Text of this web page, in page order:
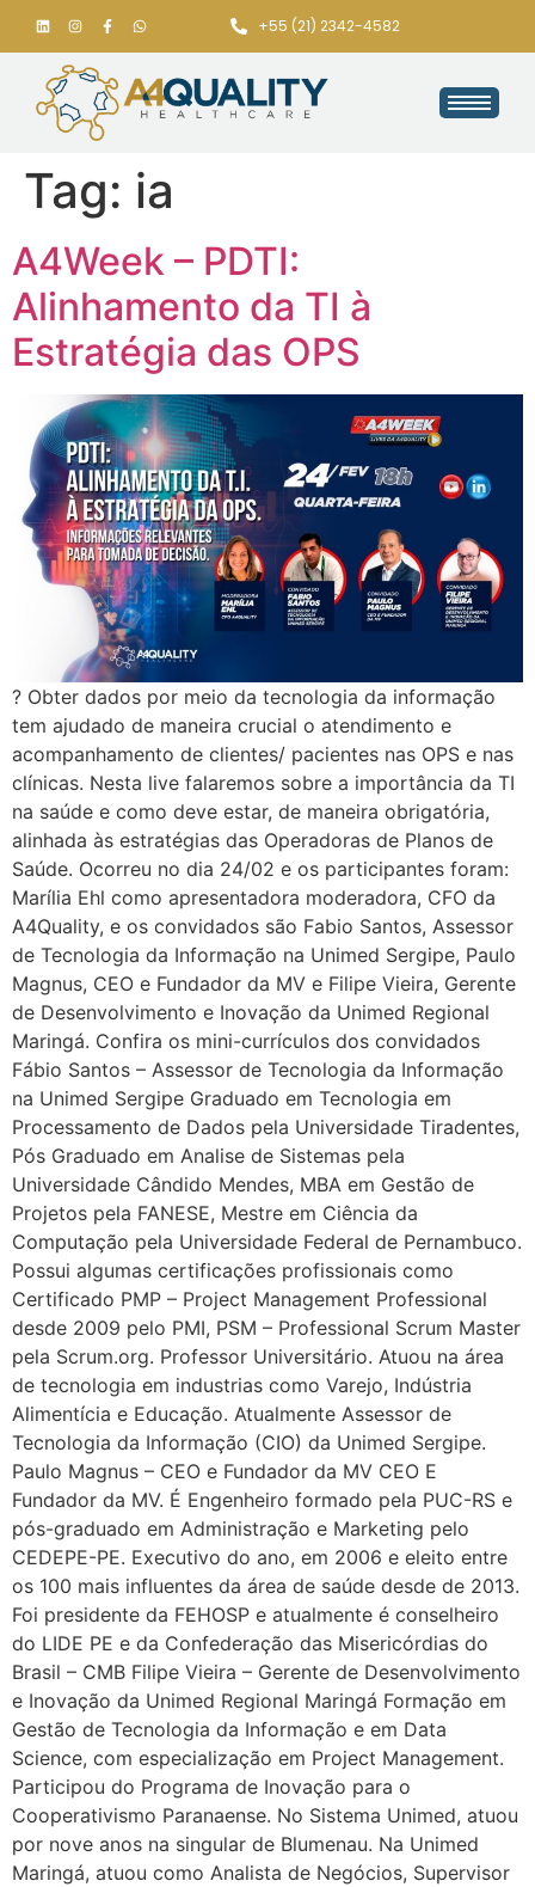
+55 (21) 2342-4582
Tag: ia
A4Week – PDTI:
Alinhamento da TI à
Estratégia das OPS
? Obter dados por meio da tecnologia da informação
tem ajudado de maneira crucial o atendimento e
acompanhamento de clientes/ pacientes nas OPS e nas
clínicas. Nesta live falaremos sobre a importância da TI
na saúde e como deve estar, de maneira obrigatória,
alinhada às estratégias das Operadoras de Planos de
Saúde. Ocorreu no dia 24/02 e os participantes foram:
Marília Ehl como apresentadora moderadora, CFO da
A4Quality, e os convidados são Fabio Santos, Assessor
de Tecnologia da Informação na Unimed Sergipe, Paulo
Magnus, CEO e Fundador da MV e Filipe Vieira, Gerente
de Desenvolvimento e Inovação da Unimed Regional
Maringá. Confira os mini-currículos dos convidados
Fábio Santos – Assessor de Tecnologia da Informação
na Unimed Sergipe Graduado em Tecnologia em
Processamento de Dados pela Universidade Tiradentes,
Pós Graduado em Analise de Sistemas pela
Universidade Cândido Mendes, MBA em Gestão de
Projetos pela FANESE, Mestre em Ciência da
Computação pela Universidade Federal de Pernambuco.
Possui algumas certificações profissionais como
Certificado PMP – Project Management Professional
desde 2009 pelo PMI, PSM – Professional Scrum Master
pela Scrum.org. Professor Universitário. Atuou na área
de tecnologia em industrias como Varejo, Indústria
Alimentícia e Educação. Atualmente Assessor de
Tecnologia da Informação (CIO) da Unimed Sergipe.
Paulo Magnus – CEO e Fundador da MV CEO E
Fundador da MV. É Engenheiro formado pela PUC-RS e
pós-graduado em Administração e Marketing pelo
CEDEPE-PE. Executivo do ano, em 2006 e eleito entre
os 100 mais influentes da área de saúde desde de 2013.
Foi presidente da FEHOSP e atualmente é conselheiro
do LIDE PE e da Confederação das Misericórdias do
Brasil – CMB Filipe Vieira – Gerente de Desenvolvimento
e Inovação da Unimed Regional Maringá Formação em
Gestão de Tecnologia da Informação e em Data
Science, com especialização em Project Management.
Participou do Programa de Inovação para o
Cooperativismo Paranaense. No Sistema Unimed, atuou
por nove anos na singular de Blumenau. Na Unimed
Maringá, atuou como Analista de Negócios, Supervisor